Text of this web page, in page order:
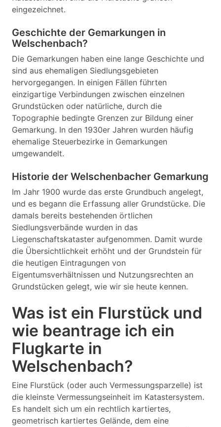
eingezeichnet.
Geschichte der Gemarkungen in
Welschenbach?
Die Gemarkungen haben eine lange Geschichte und
sind aus ehemaligen Siedlungsgebieten
hervorgegangen. In einigen Fällen führten
einzigartige Verbindungen zwischen einzelnen
Grundstücken oder natürliche, durch die
Topographie bedingte Grenzen zur Bildung einer
Gemarkung. In den 1930er Jahren wurden häufig
ehemalige Steuerbezirke in Gemarkungen
umgewandelt.
Historie der Welschenbacher Gemarkung
Im Jahr 1900 wurde das erste Grundbuch angelegt,
und es begann die Erfassung aller Grundstücke. Die
damals bereits bestehenden örtlichen
Siedlungsverbände wurden in das
Liegenschaftskataster aufgenommen. Damit wurde
die Übersichtlichkeit erhöht und der Grundstein für
die heutigen Eintragungen von
Eigentumsverhältnissen und Nutzungsrechten an
Grundstücken gelegt, wie wir sie heute kennen.
Was ist ein Flurstück und
wie beantrage ich ein
Flugkarte in
Welschenbach?
Eine Flurstück (oder auch Vermessungsparzelle) ist
die kleinste Vermessungseinheit im Katastersystem.
Es handelt sich um ein rechtlich kartiertes,
geometrisch kartiertes Gelände, dem eine